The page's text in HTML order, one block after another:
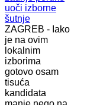
ZAGREB - Iako
je na ovim
lokalnim
izborima
gotovo osam
tisuća
kandidata